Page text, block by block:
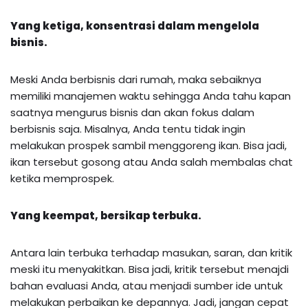
Yang ketiga, konsentrasi dalam mengelola
bisnis.
Meski Anda berbisnis dari rumah, maka sebaiknya
memiliki manajemen waktu sehingga Anda tahu kapan
saatnya mengurus bisnis dan akan fokus dalam
berbisnis saja. Misalnya, Anda tentu tidak ingin
melakukan prospek sambil menggoreng ikan. Bisa jadi,
ikan tersebut gosong atau Anda salah membalas chat
ketika memprospek.
Yang keempat, bersikap terbuka.
Antara lain terbuka terhadap masukan, saran, dan kritik
meski itu menyakitkan. Bisa jadi, kritik tersebut menajdi
bahan evaluasi Anda, atau menjadi sumber ide untuk
melakukan perbaikan ke depannya. Jadi, jangan cepat